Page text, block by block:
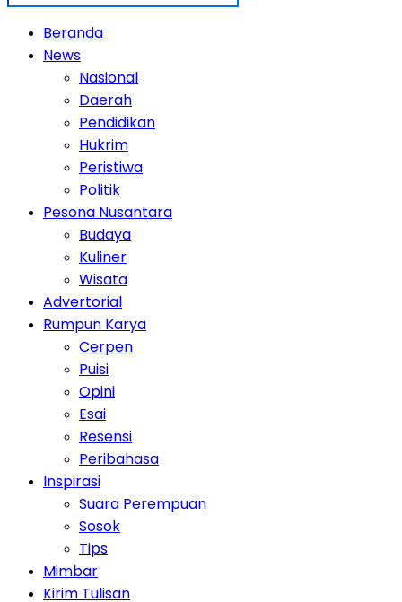
Beranda
News
Nasional
Daerah
Pendidikan
Hukrim
Peristiwa
Politik
Pesona Nusantara
Budaya
Kuliner
Wisata
Advertorial
Rumpun Karya
Cerpen
Puisi
Opini
Esai
Resensi
Peribahasa
Inspirasi
Suara Perempuan
Sosok
Tips
Mimbar
Kirim Tulisan